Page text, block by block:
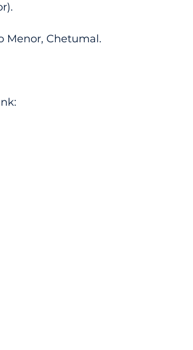
Menor, Chetumal.